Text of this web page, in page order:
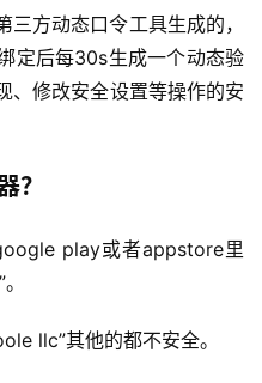
方动态口令工具生成的，
定后每30s生成一个动态验
、修改安全设置等操作的安
？
play或者appstore里
llc”其他的都不安全。